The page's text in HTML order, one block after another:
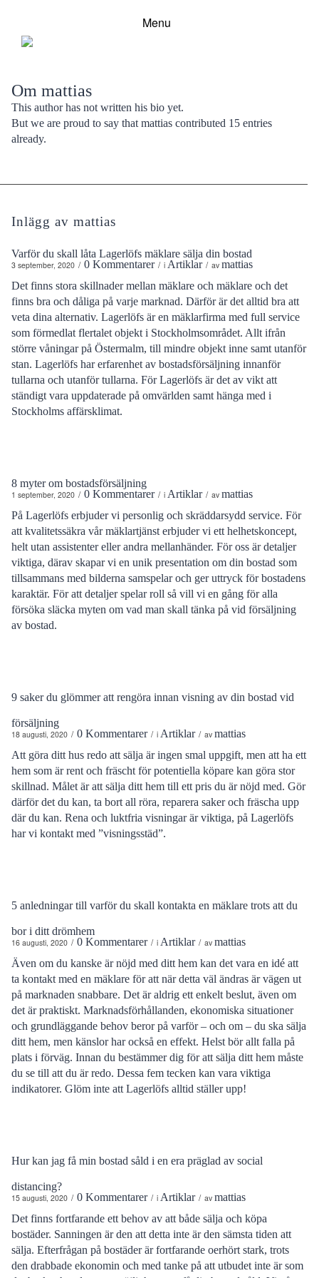
Menu
Om mattias
This author has not written his bio yet.
But we are proud to say that mattias contributed 15 entries
already.
Inlägg av mattias
Varför du skall låta Lagerlöfs mäklare sälja din bostad
3 september, 2020 / 0 Kommentarer / i Artiklar / av mattias
Det finns stora skillnader mellan mäklare och mäklare och det
finns bra och dåliga på varje marknad. Därför är det alltid bra att
veta dina alternativ. Lagerlöfs är en mäklarfirma med full service
som förmedlat flertalet objekt i Stockholmsområdet. Allt ifrån
större våningar på Östermalm, till mindre objekt inne samt utanför
stan. Lagerlöfs har erfarenhet av bostadsförsäljning innanför
tullarna och utanför tullarna. För Lagerlöfs är det av vikt att
ständigt vara uppdaterade på omvärlden samt hänga med i
Stockholms affärsklimat.
8 myter om bostadsförsäljning
1 september, 2020 / 0 Kommentarer / i Artiklar / av mattias
På Lagerlöfs erbjuder vi personlig och skräddarsydd service. För
att kvalitetssäkra vår mäklartjänst erbjuder vi ett helhetskoncept,
helt utan assistenter eller andra mellanhänder. För oss är detaljer
viktiga, därav skapar vi en unik presentation om din bostad som
tillsammans med bilderna samspelar och ger uttryck för bostadens
karaktär. För att detaljer spelar roll så vill vi en gång för alla
försöka släcka myten om vad man skall tänka på vid försäljning
av bostad.
9 saker du glömmer att rengöra innan visning av din bostad vid
försäljning
18 augusti, 2020 / 0 Kommentarer / i Artiklar / av mattias
Att göra ditt hus redo att sälja är ingen smal uppgift, men att ha ett
hem som är rent och fräscht för potentiella köpare kan göra stor
skillnad. Målet är att sälja ditt hem till ett pris du är nöjd med. Gör
därför det du kan, ta bort all röra, reparera saker och fräscha upp
där du kan. Rena och luktfria visningar är viktiga, på Lagerlöfs
har vi kontakt med ”visningsstäd”.
5 anledningar till varför du skall kontakta en mäklare trots att du
bor i ditt drömhem
16 augusti, 2020 / 0 Kommentarer / i Artiklar / av mattias
Även om du kanske är nöjd med ditt hem kan det vara en idé att
ta kontakt med en mäklare för att när detta väl ändras är vägen ut
på marknaden snabbare. Det är aldrig ett enkelt beslut, även om
det är praktiskt. Marknadsförhållanden, ekonomiska situationer
och grundläggande behov beror på varför – och om – du ska sälja
ditt hem, men känslor har också en effekt. Helst bör allt falla på
plats i förväg. Innan du bestämmer dig för att sälja ditt hem måste
du se till att du är redo. Dessa fem tecken kan vara viktiga
indikatorer. Glöm inte att Lagerlöfs alltid ställer upp!
Hur kan jag få min bostad såld i en era präglad av social
distancing?
15 augusti, 2020 / 0 Kommentarer / i Artiklar / av mattias
Det finns fortfarande ett behov av att både sälja och köpa
bostäder. Sanningen är den att detta inte är den sämsta tiden att
sälja. Efterfrågan på bostäder är fortfarande oerhört stark, trots
den drabbade ekonomin och med tanke på att utbudet inte är som